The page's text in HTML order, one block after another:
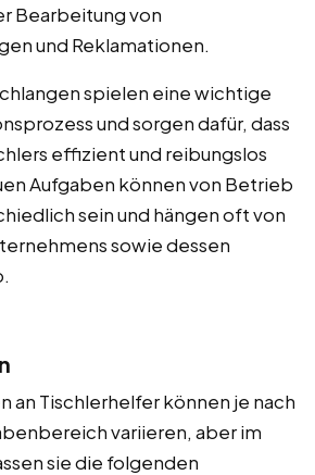
Bearbeitung von
und Reklamationen.
spielen eine wichtige
und sorgen dafür, dass
effizient und reibungslos
Aufgaben können von Betrieb
sein und hängen oft von
sowie dessen
an Tischlerhelfer können je nach
variieren, aber im
sie die folgenden